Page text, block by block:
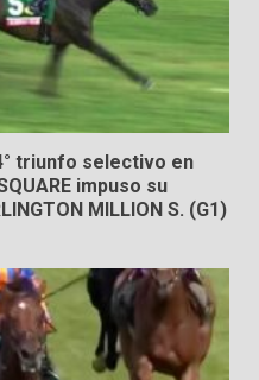
triunfo selectivo en
impuso su
MILLION S. (G1)